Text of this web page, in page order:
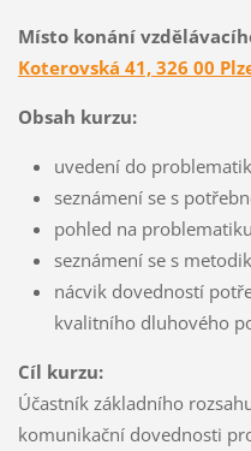
Místo konání
Koterovská 41, 326 00
Obsah kurzu:
uvedení do
seznámení se s
pohled na
seznámení se s
nácvik dovedností
kvalitního dluhového
Cíl kurzu:
Účastník základního
komunikační dovednosti